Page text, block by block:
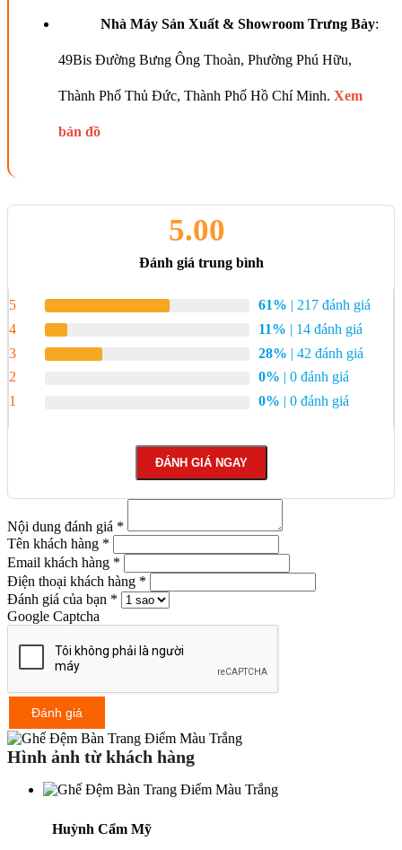
Nhà Máy Sản Xuất & Showroom Trưng Bày:
49Bis Đường Bưng Ông Thoàn, Phường Phú Hữu,
Thành Phố Thủ Đức, Thành Phố Hồ Chí Minh. Xem
bản đồ
5.00
Đánh giá trung bình
5 61% | 217 đánh giá
4
11% | 14 đánh giá
3
28% | 42 đánh giá
2
0% | 0 đánh giá
1
0% | 0 đánh giá
ĐÁNH GIÁ NGAY
Nội dung đánh giá *
Tên khách hàng *
Email khách hàng *
Điện thoại khách hàng *
Đánh giá của bạn *
Google Captcha
Đánh giá
Hình ảnh từ khách hàng
Huỳnh Cẩm Mỹ